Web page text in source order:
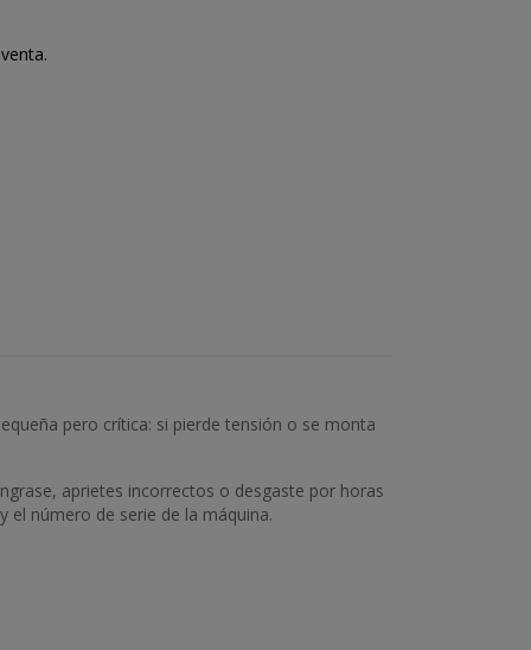
pero crítica: si pierde tensión o se monta
aprietes incorrectos o desgaste por horas
número de serie de la máquina.